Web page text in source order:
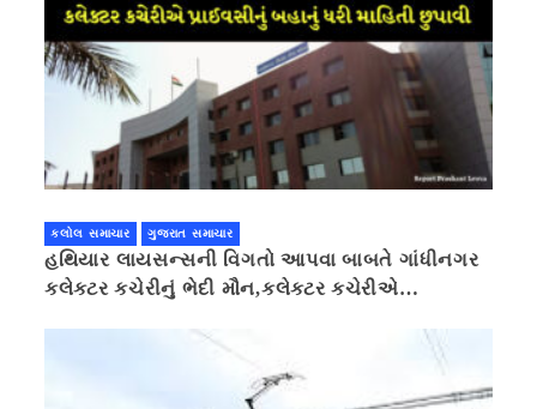
કલોલ સમાચાર ગુજરાત સમાચાર
હથિયાર લાયસન્સની વિગતો આપવા બાબતે ગાંધીનગર
કલેક્ટર કચેરીનું ભેદી મૌન,કલેક્ટર કચેરીએ